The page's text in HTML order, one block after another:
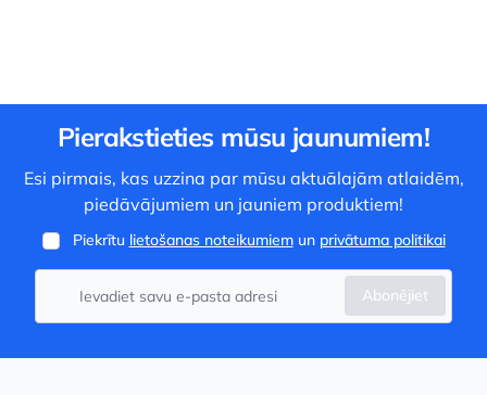
Pierakstieties mūsu jaunumiem!
Esi pirmais, kas uzzina par mūsu aktuālajām atlaidēm,
piedāvājumiem un jauniem produktiem!
Piekrītu lietošanas noteikumiemun privātuma politikai
Abonējiet